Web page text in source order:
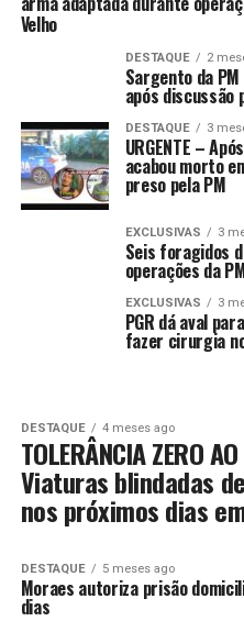
Velho
DESTAQUE 2
Sargento da
após
DESTAQUE 3
URGENTE –
acabou morto
preso pela PM
EXCLUSIVAS 3
Seis foragidos
operações da
EXCLUSIVAS 3
PGR dá aval
fazer cirurgia
DESTAQUE 4 meses ago
TOLERÂNCIA ZERO
Viaturas blindadas
nos próximos dias
DESTAQUE 5 meses ago
Moraes autoriza prisão
dias